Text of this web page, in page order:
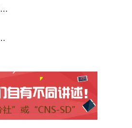
政企协同加速数字化转型进程 青岛市5G工厂建设推进会举办
行·扬夏帆"掀起伏季休渔普法热潮